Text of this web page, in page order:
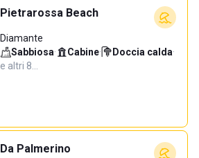
Pietrarossa Beach
Diamante
Sabbiosa· Cabine· Doccia calda·
e altri 8…
Da Palmerino